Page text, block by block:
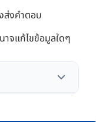
ส่งคำตอบ
าจแก้ไขข้อมูลใดๆ